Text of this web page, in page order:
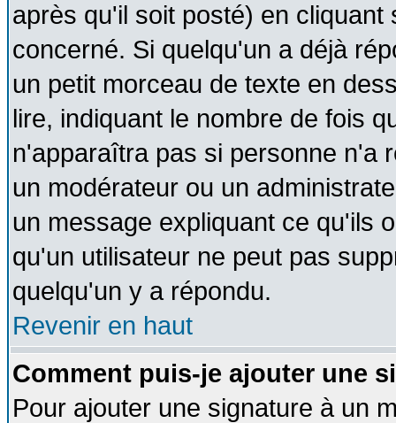
après qu'il soit posté) en
concerné. Si quelqu'un a déjà
un petit morceau de texte en
lire, indiquant le nombre de fois
n'apparaîtra pas si personne n'a
un modérateur ou un
un message expliquant ce qu'ils
qu'un utilisateur ne peut pas
quelqu'un y a répondu.
Revenir en haut
Comment puis-je ajouter une
Pour ajouter une signature à un